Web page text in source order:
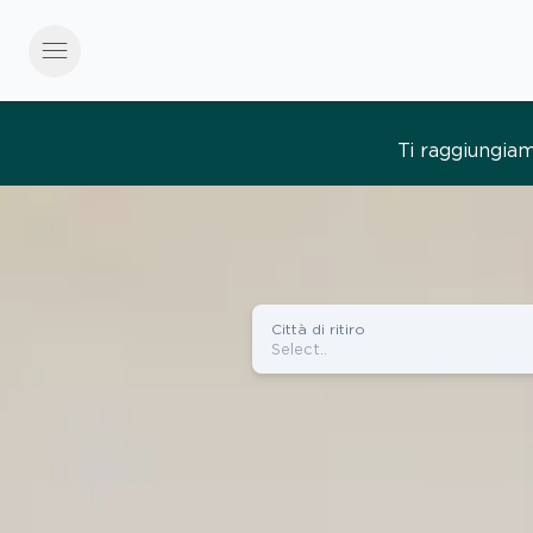
menu
Tutto semplice,
Città di ritiro